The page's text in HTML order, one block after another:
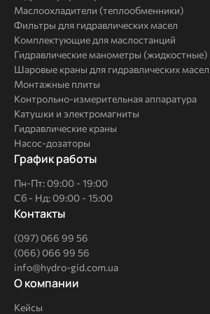
Маслоохладители (теплообменники)
Фильтры для гидравлических масел
Комплектующие для маслостанций
Гидравлические манометры (жидкостные)
Шаровые краны для гидравлических масел
Монтажные плиты
Контрольно-измерительная аппаратура
Катушки и электромагниты
Гидравлические краны
Насос-дозаторы
График работы
Пн-Пт: 09:00 - 19:00
Сб - Нд: 09:00 - 15:00
Контакты
(097) 066 99 56
(066) 066 99 56
info@hydro-gid.com.ua
О
компании
О компании
Кейсы